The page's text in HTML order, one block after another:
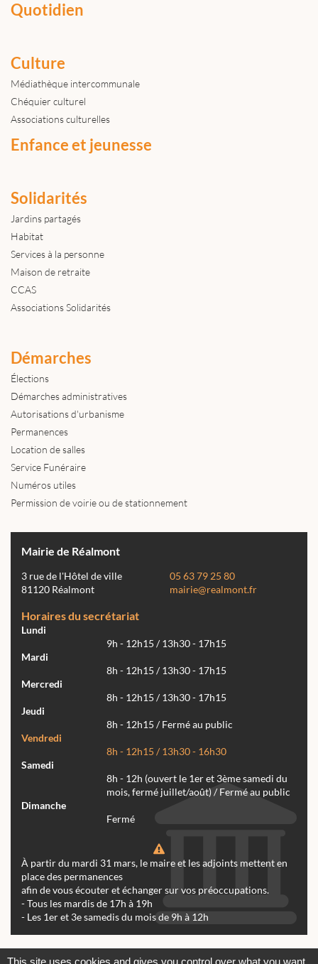
Quotidien
Culture
Médiathèque intercommunale
Chéquier culturel
Associations culturelles
Enfance et jeunesse
Solidarités
Jardins partagés
Habitat
Services à la personne
Maison de retraite
CCAS
Associations Solidarités
Démarches
Élections
Démarches administratives
Autorisations d'urbanisme
Permanences
Location de salles
Service Funéraire
Numéros utiles
Permission de voirie ou de stationnement
Mairie de Réalmont
3 rue de l'Hôtel de ville
81120 Réalmont
05 63 79 25 80
mairie@realmont.fr
Horaires du secrétariat
Lundi
9h - 12h15 / 13h30 - 17h15
Mardi
8h - 12h15 / 13h30 - 17h15
Mercredi
8h - 12h15 / 13h30 - 17h15
Jeudi
8h - 12h15 / Fermé au public
Vendredi
8h - 12h15 / 13h30 - 16h30
Samedi
8h - 12h (ouvert le 1er et 3ème samedi du
mois, fermé juillet/août) / Fermé au public
Dimanche
Fermé
À partir du mardi 31 mars, le maire et les adjoints mettent en
place des permanences
afin de vous écouter et échanger sur vos préoccupations.
- Tous les mardis de 17h à 19h
- Les 1er et 3e samedis du mois de 9h à 12h
This site uses cookies and gives you control over what you want